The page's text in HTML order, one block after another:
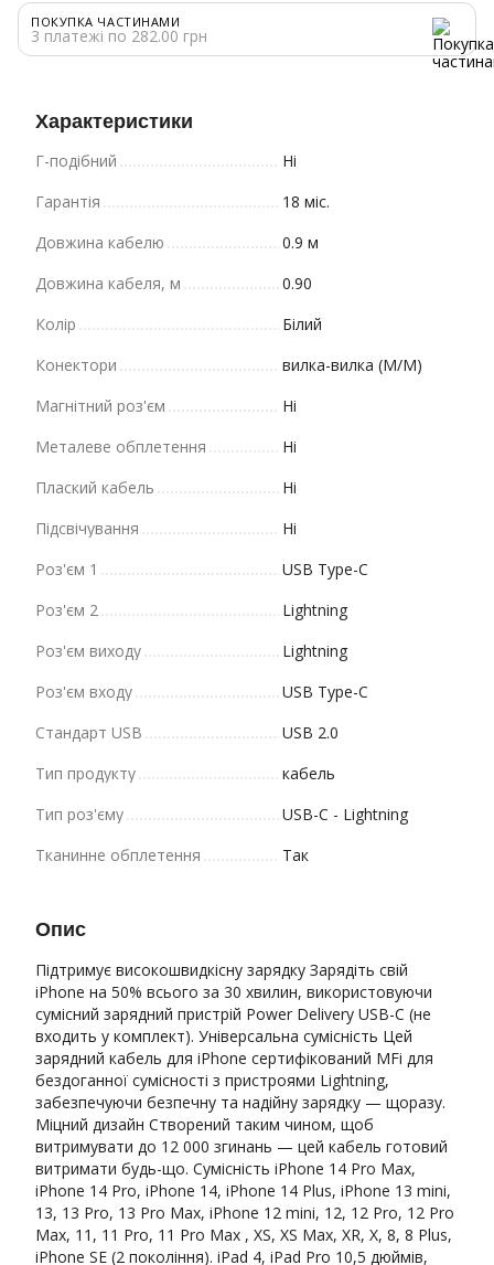
ПОКУПКА ЧАСТИНАМИ
3 платежі по 282.00 грн
Характеристики
Г-подібний
Ні
Гарантія
18 міс.
Довжина кабелю
0.9 м
Довжина кабеля, м
0.90
Колір
Білий
Конектори
вилка-вилка (M/M)
Магнітний роз'єм
Ні
Металеве обплетення
Ні
Плаский кабель
Ні
Підсвічування
Ні
Роз'єм 1
USB Type-C
Роз'єм 2
Lightning
Роз'єм виходу
Lightning
Роз'єм входу
USB Type-C
Стандарт USB
USB 2.0
Тип продукту
кабель
Тип роз'єму
USB-C - Lightning
Тканинне обплетення
Так
Опис
Підтримує високошвидкісну зарядку Зарядіть свій
iPhone на 50% всього за 30 хвилин, використовуючи
сумісний зарядний пристрій Power Delivery USB-C (не
входить у комплект). Універсальна сумісність Цей
зарядний кабель для iPhone сертифікований MFi для
бездоганної сумісності з пристроями Lightning,
забезпечуючи безпечну та надійну зарядку — щоразу.
Міцний дизайн Створений таким чином, щоб
витримувати до 12 000 згинань — цей кабель готовий
витримати будь-що. Сумісність iPhone 14 Pro Max,
iPhone 14 Pro, iPhone 14, iPhone 14 Plus, iPhone 13 mini,
13, 13 Pro, 13 Pro Max, iPhone 12 mini, 12, 12 Pro, 12 Pro
Max, 11, 11 Pro, 11 Pro Max , XS, XS Max, XR, X, 8, 8 Plus,
iPhone SE (2 покоління). iPad 4, iPad Pro 10,5 дюймів,